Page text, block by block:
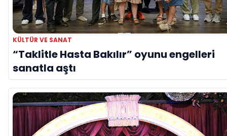
KÜLTÜR VE SANAT
“Taklitle Hasta Bakılır” oyunu engelleri
sanatla aştı